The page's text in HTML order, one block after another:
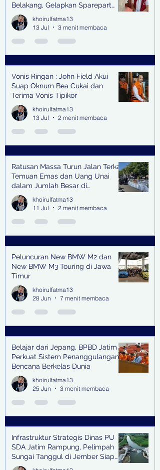
Belakang, Gelapkan Sparepart
Senilai Rp 1,9 Miliar
khoirulfatma13
13 Jul
3 menit membaca
Vonis Ringan : John Field Akui
Suap Oknum Bea Cukai dan
Terima Vonis Tipikor
khoirulfatma13
13 Jul
2 menit membaca
Ratusan Massa Turun Jalan Terkait
Temuan Emas dan Uang Unai
dalam Jumlah Besar di
Lingkungan Jampidsus Kejaksaan
Agung RI di Jakarta
khoirulfatma13
11 Jul
2 menit membaca
Peluncuran New BMW M2 dan
New BMW M3 Touring di Jawa
Timur
khoirulfatma13
28 Jun
7 menit membaca
Belajar dari Jepang, BPBD Jatim
Perkuat Sistem Penanggulangan
Bencana Berkelas Dunia
khoirulfatma13
25 Jun
3 menit membaca
Infrastruktur Strategis Dinas PU
SDA Jatim Rampung, Pelimpah
Sungai Tanggul di Jember Siap
Bangkitkan Swasembada Pangan